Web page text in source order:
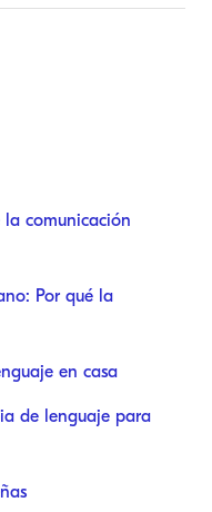
comunicación
Por qué la
en casa
de lenguaje para